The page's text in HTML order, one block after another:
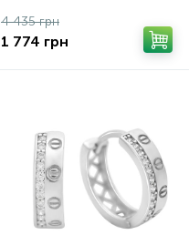
4 435 грн
1 774 грн